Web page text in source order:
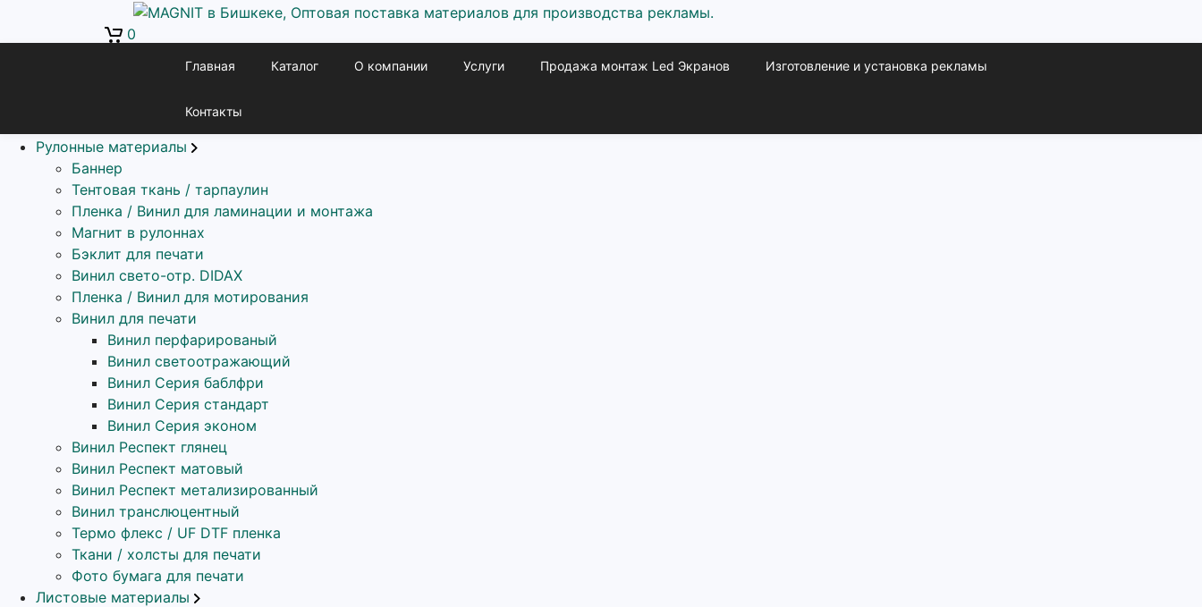
Главная Каталог О компании Услуги Продажа монтаж Led Экранов Изготовление и установка рекламы
Контакты
0
Кыргызстан, г. Бишкек, Ул. Льва Толстого 22к
Рулонные материалы
Баннер
Тентовая ткань / тарпаулин
Пленка / Винил для ламинации и монтажа
Магнит в рулоннах
Бэклит для печати
Винил свето-отр. DIDAX
Пленка / Винил для мотирования
Винил для печати
Винил перфарированый
Винил светоотражающий
Винил Серия баблфри
Винил Серия стандарт
Винил Серия эконом
Винил Респект глянец
Винил Респект матовый
Винил Респект метализированный
Винил транслюцентный
Термо флекс / UF DTF пленка
Ткани / холсты для печати
Фото бумага для печати
Листовые материалы